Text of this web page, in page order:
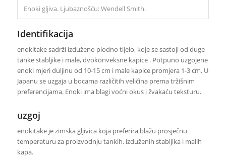
Enoki gljiva. Ljubaznošću: Wendell Smith.
Identifikacija
enokitake sadrži izduženo plodno tijelo, koje se sastoji od duge
tanke stabljike i male, dvokonveksne kapice . Potpuno uzgojene
enoki mjeri duljinu od 10-15 cm i male kapice promjera 1-3 cm. U
Japanu se uzgaja u bocama različitih veličina prema tržišnim
preferencijama. Enoki ima blagi voćni okus i žvakaću teksturu.
uzgoj
enokitake je zimska gljivica koja preferira blažu prosječnu
temperaturu za proizvodnju tankih, izduženih stabljika i malih
kapa.